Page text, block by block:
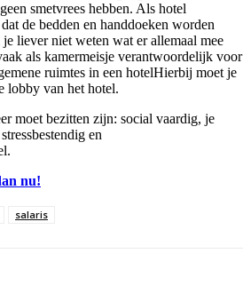
smetvrees hebben. Als hotel
de bedden en handdoeken worden
liever niet weten wat er allemaal mee
als kamermeisje verantwoordelijk voor
ruimtes in een hotelHierbij moet je
lobby van het hotel.
moet bezitten zijn: social vaardig, je
en
nu!
salaris